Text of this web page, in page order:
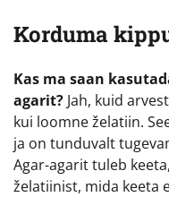
Korduma
Kas ma saan
agarit? Jah, kuid
kui loomne želatiin.
ja on tunduvalt
Agar-agarit tuleb
želatiinist, mida keeta